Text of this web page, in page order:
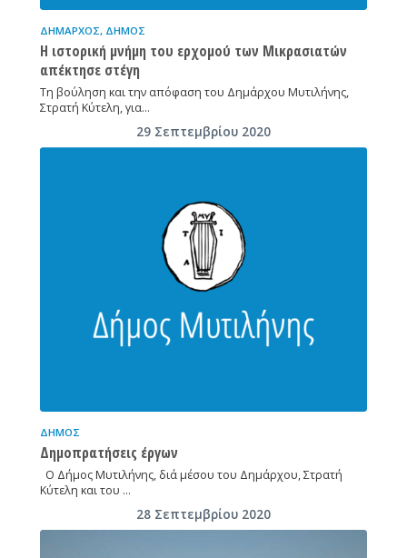
ΔΉΜΑΡΧΟΣ, ΔΉΜΟΣ
Η ιστορική μνήμη του ερχομού των Μικρασιατών
απέκτησε στέγη
Τη βούληση και την απόφαση του Δημάρχου Μυτιλήνης,
Στρατή Κύτελη, για…
29 Σεπτεμβρίου 2020
ΔΉΜΟΣ
Δημοπρατήσεις έργων
Ο Δήμος Μυτιλήνης, διά μέσου του Δημάρχου, Στρατή
Κύτελη και του …
28 Σεπτεμβρίου 2020